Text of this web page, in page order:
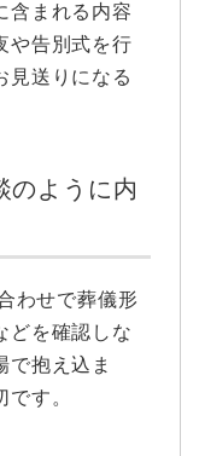
含まれる内容
や告別式を行
見送りになる
のように内
わせで葬儀形
どを確認しな
で抱え込ま
す。